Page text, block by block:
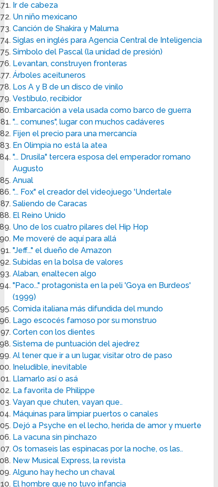
Ir de cabeza
Un niño mexicano
Canción de Shakira y Maluma
Siglas en inglés para Agencia Central de Inteligencia
Símbolo del Pascal (la unidad de presión)
Levantan, construyen fronteras
Árboles aceituneros
Los A y B de un disco de vinilo
Vestíbulo, recibidor
Embarcación a vela usada como barco de guerra
"... comunes", lugar con muchos cadáveres
Fijen el precio para una mercancía
En Olimpia no está la atea
"... Drusila" tercera esposa del emperador romano
Augusto
Anual
"... Fox" el creador del videojuego 'Undertale
Saliendo de Caracas
El Reino Unido
Uno de los cuatro pilares del Hip Hop
Me moveré de aquí para allá
"Jeff..." el dueño de Amazon
Subidas en la bolsa de valores
Alaban, enaltecen algo
"Paco..." protagonista en la peli 'Goya en Burdeos'
(1999)
Comida italiana más difundida del mundo
Lago escocés famoso por su monstruo
Corten con los dientes
Sistema de puntuación del ajedrez
Al tener que ir a un lugar, visitar otro de paso
Ineludible, inevitable
Llamarlo así o asá
La favorita de Philippe
Vayan que chuten, vayan que..
Máquinas para limpiar puertos o canales
Dejó a Psyche en el lecho, herida de amor y muerte
La vacuna sin pinchazo
Os tomaseis las espinacas por la noche, os las..
New Musical Express, la revista
Alguno hay hecho un chaval
El hombre que no tuvo infancia